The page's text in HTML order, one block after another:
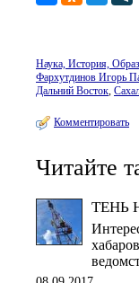
Наука, История,
Фархутдинов Игорь
Дальний Восток,
Комментировать
Читайте
ТЕНЬ